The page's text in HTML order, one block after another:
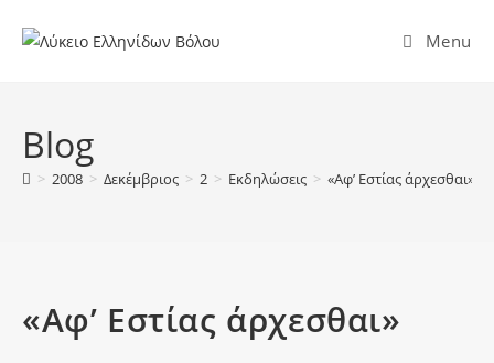
Menu
Blog
> 2008 > Δεκέμβριος > 2 > Εκδηλώσεις > «Αφ’ Εστίας άρχεσθαι»
«Αφ’ Εστίας άρχεσθαι»